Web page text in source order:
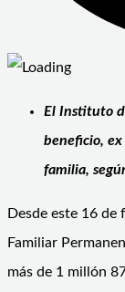
El Instituto
beneficio,
familia,
Desde este 16 de
Familiar
más de 1 millón